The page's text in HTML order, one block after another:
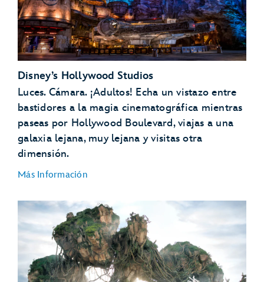
Disney’s Hollywood Studios
Luces. Cámara. ¡Adultos! Echa un vistazo entre
bastidores a la magia cinematográfica mientras
paseas por Hollywood Boulevard, viajas a una
galaxia lejana, muy lejana y visitas otra
dimensión.
Más Información
Star Wars: Galaxy’s Edge